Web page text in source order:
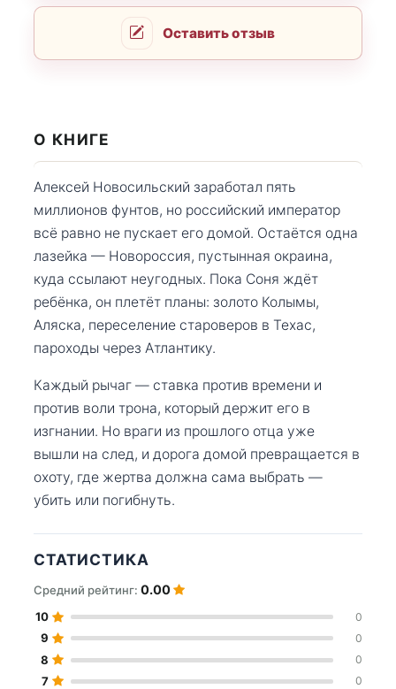
Оставить отзыв
О КНИГЕ
Алексей Новосильский заработал пять
миллионов фунтов, но российский император
всё равно не пускает его домой. Остаётся одна
лазейка — Новороссия, пустынная окраина,
куда ссылают неугодных. Пока Соня ждёт
ребёнка, он плетёт планы: золото Колымы,
Аляска, переселение староверов в Техас,
пароходы через Атлантику.
Каждый рычаг — ставка против времени и
против воли трона, который держит его в
изгнании. Но враги из прошлого отца уже
вышли на след, и дорога домой превращается в
охоту, где жертва должна сама выбрать —
убить или погибнуть.
СТАТИСТИКА
Средний рейтинг: 0.00
10 0
9 0
8 0
7 0